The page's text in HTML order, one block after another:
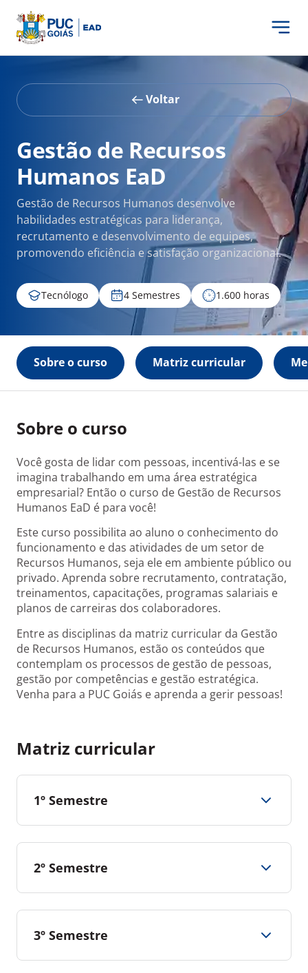
Voltar
Gestão de Recursos
Humanos EaD
Gestão de Recursos Humanos desenvolve
habilidades estratégicas para liderança,
recrutamento e desenvolvimento de equipes,
promovendo eficiência e satisfação organizacional.
Tecnólogo 4 Semestres 1.600 horas
Sobre o curso Matriz curricular
Sobre o curso
Você gosta de lidar com pessoas, incentivá-las e se
imagina trabalhando em uma área estratégica
empresarial? Então o curso de Gestão de Recursos
Humanos EaD é para você!
Este curso possibilita ao aluno o conhecimento do
funcionamento e das atividades de um setor de
Recursos Humanos, seja ele em ambiente público ou
privado. Aprenda sobre recrutamento, contratação,
treinamentos, capacitações, programas salariais e
planos de carreiras dos colaboradores.
Entre as disciplinas da matriz curricular da Gestão
de Recursos Humanos, estão os conteúdos que
contemplam os processos de gestão de pessoas,
gestão por competências e gestão estratégica.
Venha para a PUC Goiás e aprenda a gerir pessoas!
Matriz curricular
1º Semestre
2º Semestre
3º Semestre